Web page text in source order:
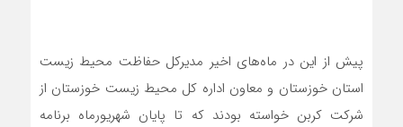
پیش از این در ماه‌های اخیر مدیرکل حفاظت محیط زیست
استان خوزستان و معاون اداره کل محیط زیست خوزستان از
شرکت کربن خواسته بودند که تا پایان شهریورماه برنامه